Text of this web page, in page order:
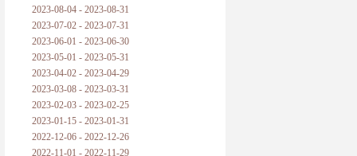
2023-08-04 - 2023-08-31
2023-07-02 - 2023-07-31
2023-06-01 - 2023-06-30
2023-05-01 - 2023-05-31
2023-04-02 - 2023-04-29
2023-03-08 - 2023-03-31
2023-02-03 - 2023-02-25
2023-01-15 - 2023-01-31
2022-12-06 - 2022-12-26
2022-11-01 - 2022-11-29